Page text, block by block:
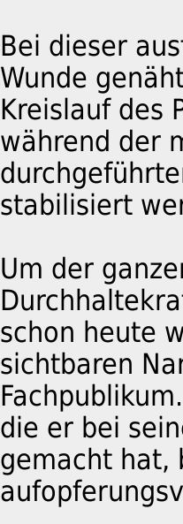
Bei dieser
Wunde
Kreislauf des
während der
stabilisiert
Um der
schon heute
sichtbaren
die er bei
gemacht hat,